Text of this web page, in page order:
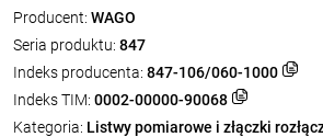
Producent: WAGO
Seria produktu: 847
Indeks producenta: 847-106/060-1000
Indeks TIM: 0002-00000-90068
Kategoria: Listwy pomiarowe i złączki